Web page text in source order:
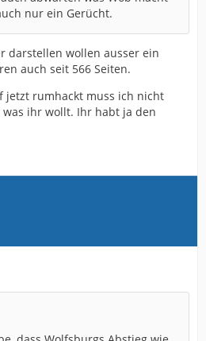
nur ein Gerücht.
darstellen wollen ausser ein
auch seit 566 Seiten.
jetzt rumhackt muss ich nicht
ihr wollt. Ihr habt ja den